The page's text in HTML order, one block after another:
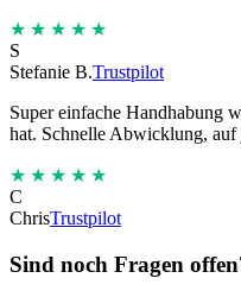
★★★★★
S
Stefanie B.Trustpilot
Super einfache Handhabung
hat. Schnelle Abwicklung, auf
★★★★★
C
ChrisTrustpilot
Sind noch Fragen